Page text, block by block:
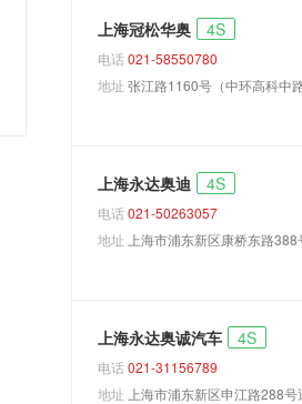
上海冠松华奥 4S
电话021-58550780
地址 张江路1160号（中环高科中
上海永达奥迪 4S
电话021-50263057
地址 上海市浦东新区康桥东路388
上海永达奥诚汽车 4S
电话021-31156789
地址 上海市浦东新区申江路288